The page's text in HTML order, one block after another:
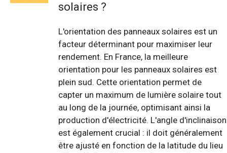
solaires ?
L'orientation des panneaux solaires est un
facteur déterminant pour maximiser leur
rendement. En France, la meilleure
orientation pour les panneaux solaires est
plein sud. Cette orientation permet de
capter un maximum de lumière solaire tout
au long de la journée, optimisant ainsi la
production d'électricité. L'angle d'inclinaison
est également crucial : il doit généralement
être ajusté en fonction de la latitude du lieu